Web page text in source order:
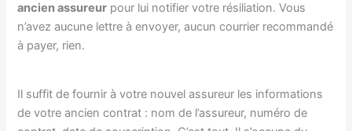
ancien assureur pour lui notifier votre résiliation. Vous
n’avez aucune lettre à envoyer, aucun courrier recommandé
à payer, rien.
Il suffit de fournir à votre nouvel assureur les informations
de votre ancien contrat : nom de l’assureur, numéro de